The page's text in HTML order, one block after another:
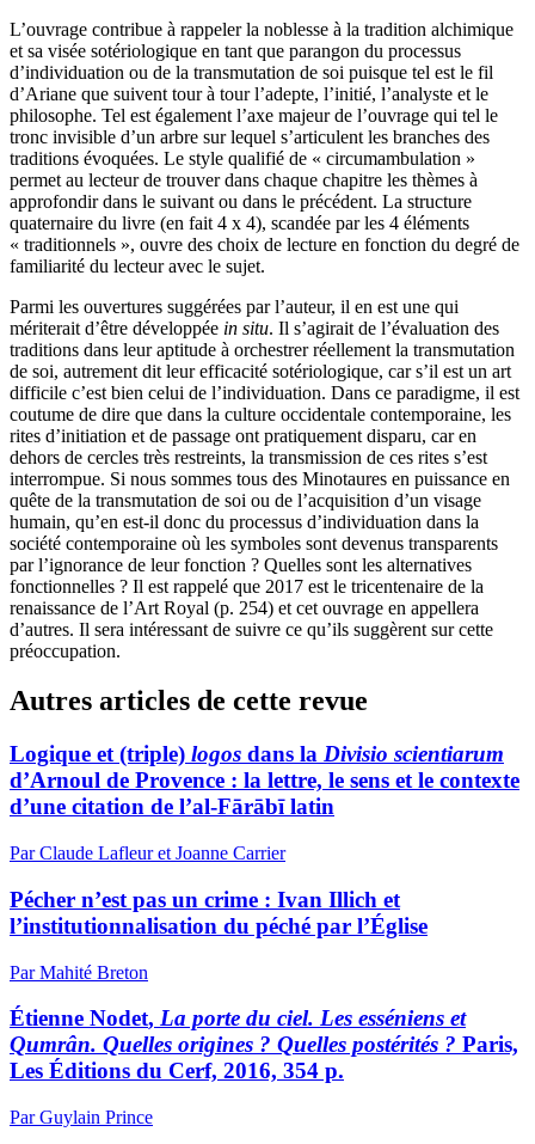
L’ouvrage contribue à rappeler la noblesse à la tradition alchimique
et sa visée sotériologique en tant que parangon du processus
d’individuation ou de la transmutation de soi puisque tel est le fil
d’Ariane que suivent tour à tour l’adepte, l’initié, l’analyste et le
philosophe. Tel est également l’axe majeur de l’ouvrage qui tel le
tronc invisible d’un arbre sur lequel s’articulent les branches des
traditions évoquées. Le style qualifié de « circumambulation »
permet au lecteur de trouver dans chaque chapitre les thèmes à
approfondir dans le suivant ou dans le précédent. La structure
quaternaire du livre (en fait 4 x 4), scandée par les 4 éléments
« traditionnels », ouvre des choix de lecture en fonction du degré de
familiarité du lecteur avec le sujet.
Parmi les ouvertures suggérées par l’auteur, il en est une qui
mériterait d’être développée in situ. Il s’agirait de l’évaluation des
traditions dans leur aptitude à orchestrer réellement la transmutation
de soi, autrement dit leur efficacité sotériologique, car s’il est un art
difficile c’est bien celui de l’individuation. Dans ce paradigme, il est
coutume de dire que dans la culture occidentale contemporaine, les
rites d’initiation et de passage ont pratiquement disparu, car en
dehors de cercles très restreints, la transmission de ces rites s’est
interrompue. Si nous sommes tous des Minotaures en puissance en
quête de la transmutation de soi ou de l’acquisition d’un visage
humain, qu’en est-il donc du processus d’individuation dans la
société contemporaine où les symboles sont devenus transparents
par l’ignorance de leur fonction ? Quelles sont les alternatives
fonctionnelles ? Il est rappelé que 2017 est le tricentenaire de la
renaissance de l’Art Royal (p. 254) et cet ouvrage en appellera
d’autres. Il sera intéressant de suivre ce qu’ils suggèrent sur cette
préoccupation.
Autres articles de cette revue
Logique et (triple) logos dans la Divisio scientiarum
d’Arnoul de Provence : la lettre, le sens et le contexte
d’une citation de l’al-Fārābī latin
Par Claude Lafleur et Joanne Carrier
Pécher n’est pas un crime : Ivan Illich et
l’institutionnalisation du péché par l’Église
Par Mahité Breton
Étienne Nodet, La porte du ciel. Les esséniens et
Qumrân. Quelles origines ? Quelles postérités ? Paris,
Les Éditions du Cerf, 2016, 354 p.
Par Guylain Prince